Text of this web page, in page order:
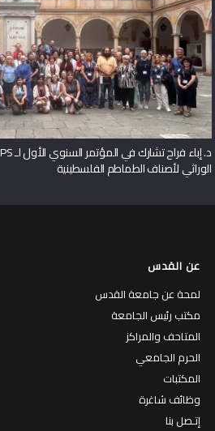
الوراثي لأصناف الطماطم الفلسطينية
عن القدس
لمحة عن جامعة القدس
مكتب رئيس الجامعة
المتاحف والمراكز
الحرم الجامعي
المكتبات
وظائف شاغرة
إتـصل بنا